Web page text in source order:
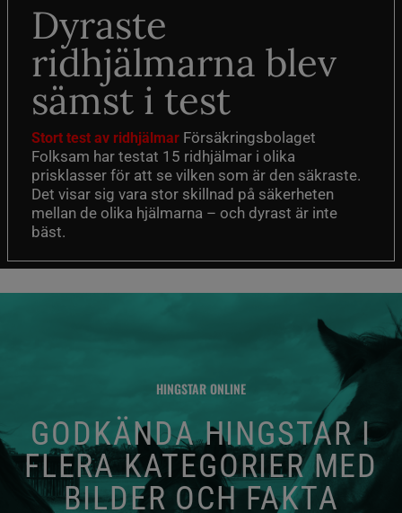
Dyraste
ridhjälmarna blev
sämst i test
Stort test av ridhjälmar Försäkringsbolaget
Folksam har testat 15 ridhjälmar i olika
prisklasser för att se vilken som är den säkraste.
Det visar sig vara stor skillnad på säkerheten
mellan de olika hjälmarna – och dyrast är inte
bäst.
HINGSTAR ONLINE
GODKÄNDA HINGSTAR I
FLERA KATEGORIER MED
BILDER OCH FAKTA